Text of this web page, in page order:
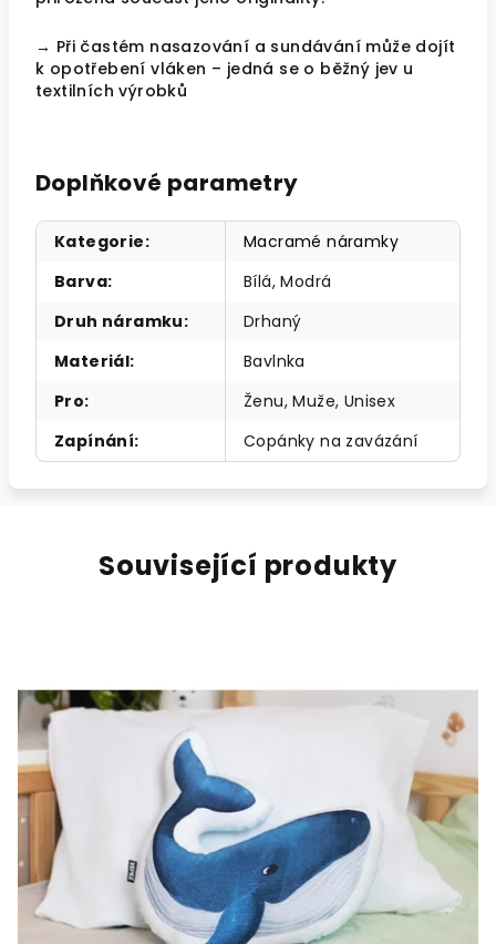
→ Při častém nasazování a sundávání může dojít
k opotřebení vláken – jedná se o běžný jev u
textilních výrobků
Doplňkové parametry
Kategorie:
Macramé náramky
Barva:
Bílá, Modrá
Druh náramku:
Drhaný
Materiál:
Bavlnka
Pro:
Ženu, Muže, Unisex
Zapínání: Copánky na zavázání
Související produkty